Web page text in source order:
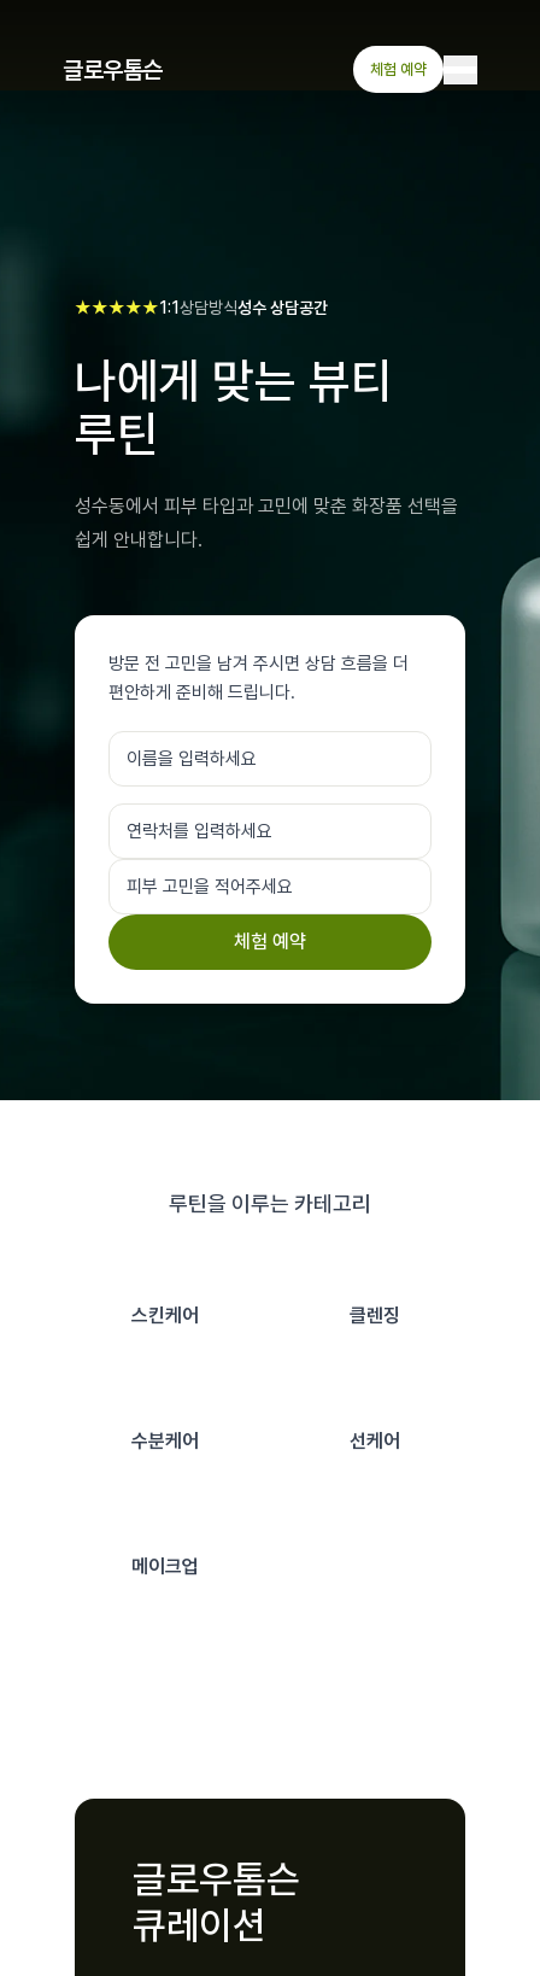
글로우톰슨 체험 예약
★★★★★1:1상담방식성수 상담공간
나에게 맞는 뷰티
루틴
성수동에서 피부 타입과 고민에 맞춘 화장품 선택을
쉽게 안내합니다.
방문 전 고민을 남겨 주시면 상담 흐름을 더
편안하게 준비해 드립니다.
체험 예약
루틴을 이루는 카테고리
스킨케어 클렌징
수분케어 선케어
메이크업
글로우톰슨
큐레이션